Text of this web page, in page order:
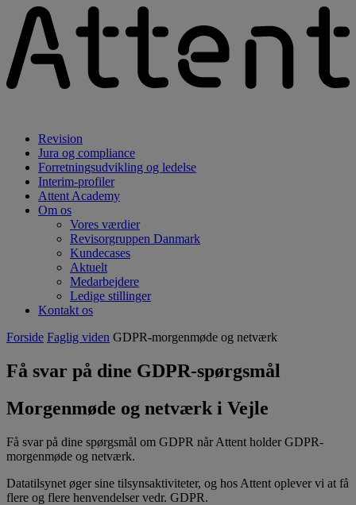
Revision
Jura og compliance
Forretningsudvikling og ledelse
Interim-profiler
Attent Academy
Om os
Vores værdier
Revisorgruppen Danmark
Kundecases
Aktuelt
Medarbejdere
Ledige stillinger
Kontakt os
Forside Faglig viden GDPR-morgenmøde og netværk
Få svar på dine GDPR-spørgsmål
Morgenmøde og netværk i Vejle
Få svar på dine spørgsmål om GDPR når Attent holder GDPR-
morgenmøde og netværk.
Datatilsynet øger sine tilsynsaktiviteter, og hos Attent oplever vi at få
flere og flere henvendelser vedr. GDPR.